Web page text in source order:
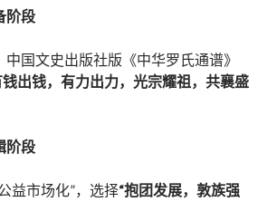
阶段
国文史出版社版《中华罗氏通谱》
出钱，有力出力，光宗耀祖，共襄盛
阶段
益市场化”，选择“抱团发展，敦族强